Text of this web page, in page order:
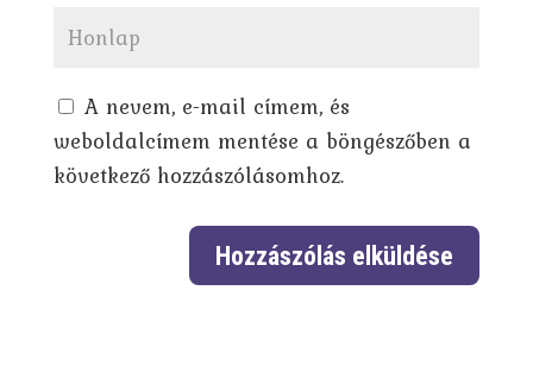
A nevem, e-mail címem, és
weboldalcímem mentése a böngészőben a
következő hozzászólásomhoz.